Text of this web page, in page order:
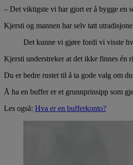
– Det viktigste vi har gjort er å bygge en
Kjersti og mannen har selv tatt
Det kunne vi gjøre fordi vi visste
Kjersti understreker at det ikke finnes én
Du er bedre rustet til å ta gode valg om
Å ha en buffer er et grunnprinsipp som
Les også: Hva er en bufferkonto?